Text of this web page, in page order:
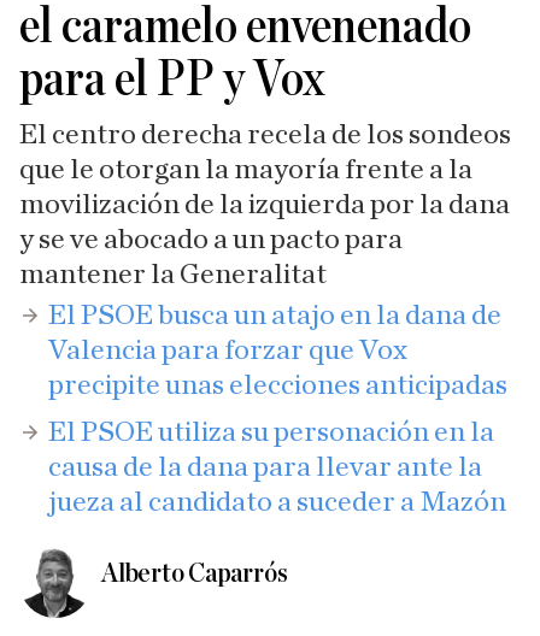
el caramelo envenenado
para el PP y Vox
El centro derecha recela de los sondeos
que le otorgan la mayoría frente a la
movilización de la izquierda por la dana
y se ve abocado a un pacto para
mantener la Generalitat
El PSOE busca un atajo en la dana de
Valencia para forzar que Vox
precipite unas elecciones anticipadas
​El PSOE utiliza su personación en la
causa de la dana para llevar ante la
jueza al candidato a suceder a Mazón
Alberto Caparrós